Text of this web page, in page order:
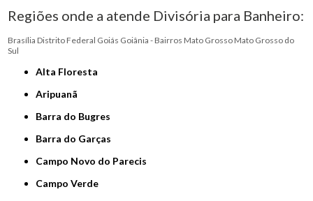
Regiões onde a atende Divisória para Banheiro:
Brasília Distrito Federal Goiás Goiânia - Bairros Mato Grosso Mato Grosso do
Sul
Alta Floresta
Aripuanã
Barra do Bugres
Barra do Garças
Campo Novo do Parecis
Campo Verde